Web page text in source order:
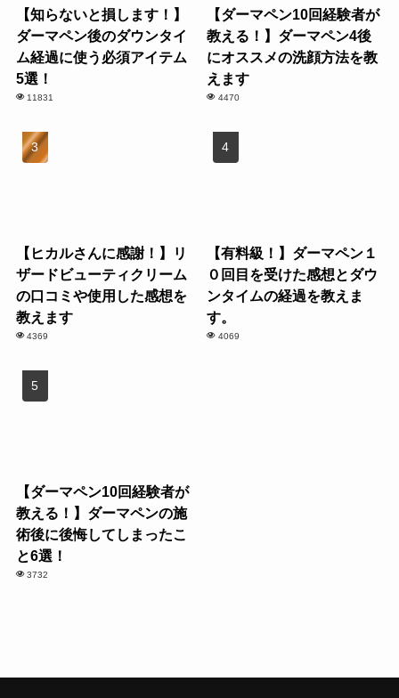
【知らないと損します！】
ダーマペン後のダウンタイ
ム経過に使う必須アイテム
5選！
11831
【ダーマペン10回経験者が
教える！】ダーマペン4後
にオススメの洗顔方法を教
えます
4470
【ヒカルさんに感謝！】リ
ザードビューティクリーム
の口コミや使用した感想を
教えます
4369
【有料級！】ダーマペン１
０回目を受けた感想とダウ
ンタイムの経過を教えま
す。
4069
【ダーマペン10回経験者が
教える！】ダーマペンの施
術後に後悔してしまったこ
と6選！
3732